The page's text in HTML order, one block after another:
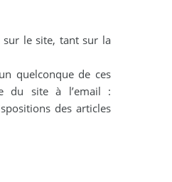
sur le site, tant sur la
quelconque de ces
du site à l’email :
des articles